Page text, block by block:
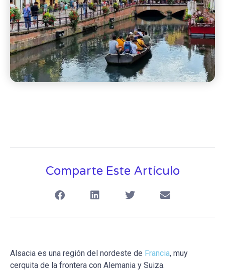
Comparte Este Artículo
Alsacia es una región del nordeste de Francia, muy
cerquita de la frontera con Alemania y Suiza.